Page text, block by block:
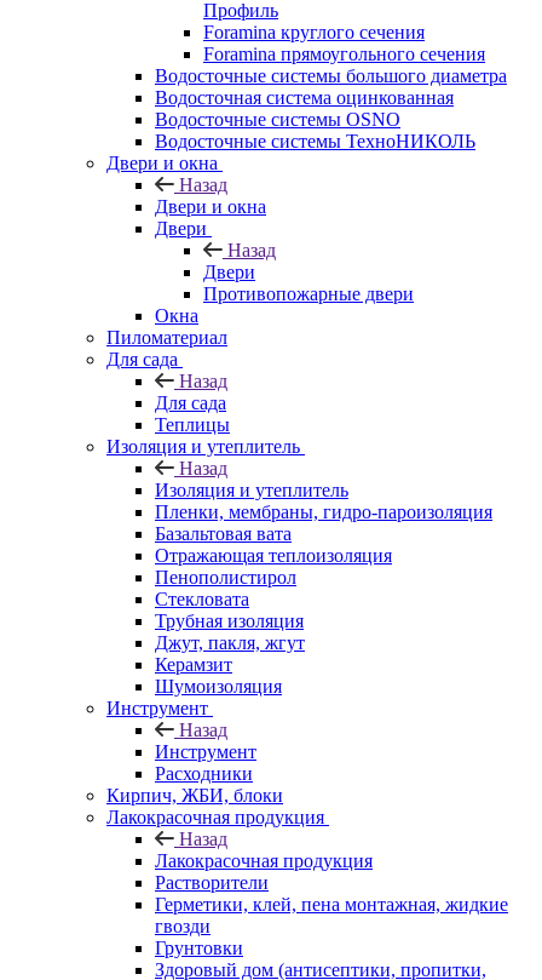
Профиль
Foramina круглого сечения
Foramina прямоугольного сечения
Водосточные системы большого диаметра
Водосточная система оцинкованная
Водосточные системы OSNO
Водосточные системы ТехноНИКОЛЬ
Двери и окна
Назад
Двери и окна
Двери
Назад
Двери
Противопожарные двери
Окна
Пиломатериал
Для сада
Назад
Для сада
Теплицы
Изоляция и утеплитель
Назад
Изоляция и утеплитель
Пленки, мембраны, гидро-пароизоляция
Базальтовая вата
Отражающая теплоизоляция
Пенополистирол
Стекловата
Трубная изоляция
Джут, пакля, жгут
Керамзит
Шумоизоляция
Инструмент
Назад
Инструмент
Расходники
Кирпич, ЖБИ, блоки
Лакокрасочная продукция
Назад
Лакокрасочная продукция
Растворители
Герметики, клей, пена монтажная, жидкие
гвозди
Грунтовки
Здоровый дом (антисептики, пропитки,